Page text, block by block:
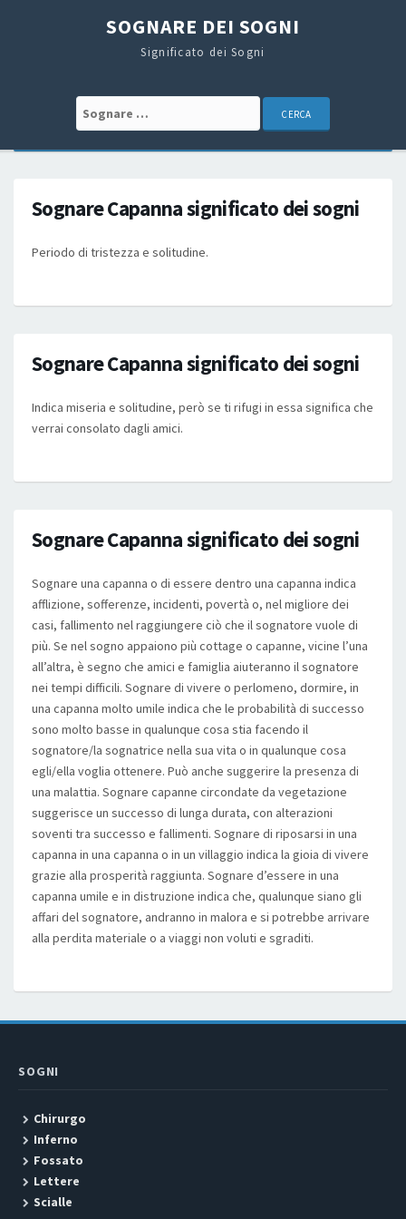
SOGNARE DEI SOGNI
Significato dei Sogni
Search for:
Sognare Capanna significato dei sogni
Periodo di tristezza e solitudine.
Sognare Capanna significato dei sogni
Indica miseria e solitudine, però se ti rifugi in essa significa che
verrai consolato dagli amici.
Sognare Capanna significato dei sogni
Sognare una capanna o di essere dentro una capanna indica
afflizione, sofferenze, incidenti, povertà o, nel migliore dei
casi, fallimento nel raggiungere ciò che il sognatore vuole di
più. Se nel sogno appaiono più cottage o capanne, vicine l’una
all’altra, è segno che amici e famiglia aiuteranno il sognatore
nei tempi difficili. Sognare di vivere o perlomeno, dormire, in
una capanna molto umile indica che le probabilità di successo
sono molto basse in qualunque cosa stia facendo il
sognatore/la sognatrice nella sua vita o in qualunque cosa
egli/ella voglia ottenere. Può anche suggerire la presenza di
una malattia. Sognare capanne circondate da vegetazione
suggerisce un successo di lunga durata, con alterazioni
soventi tra successo e fallimenti. Sognare di riposarsi in una
capanna in una capanna o in un villaggio indica la gioia di vivere
grazie alla prosperità raggiunta. Sognare d’essere in una
capanna umile e in distruzione indica che, qualunque siano gli
affari del sognatore, andranno in malora e si potrebbe arrivare
alla perdita materiale o a viaggi non voluti e sgraditi.
SOGNI
Chirurgo
Inferno
Fossato
Lettere
Scialle